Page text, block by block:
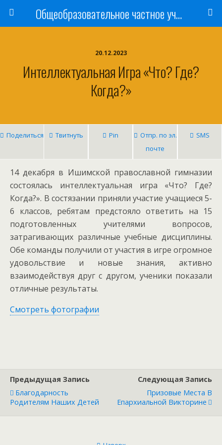
Общеобразовательное частное учреждение «Ишимская православная гимназия имени святого мученика Василия Мангазейского»
20.12.2023
Интеллектуальная Игра «Что? Где?
Когда?»
Поделиться Твитнуть Pin
Отпр. по эл.
почте
SMS
14 декабря в Ишимской православной гимназии
состоялась интеллектуальная игра «Что? Где?
Когда?». В состязании приняли участие учащиеся 5-
6 классов, ребятам предстояло ответить на 15
подготовленных учителями вопросов,
затрагивающих различные учебные дисциплины.
Обе команды получили от участия в игре огромное
удовольствие и новые знания, активно
взаимодействуя друг с другом, ученики показали
отличные результаты.
Смотреть фотографии
Предыдущая Запись
Благодарность
Родителям Наших Детей
Следующая Запись
Призовые Места В
Епархиальной Викторине